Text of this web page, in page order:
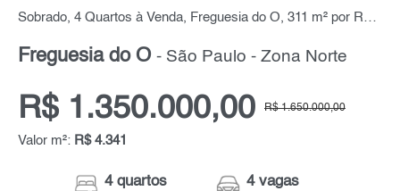
Sobrado, 4 Quartos à Venda, Freguesia do Ó, 311 m² por R$ 1.350.000,00
Freguesia do Ó - São Paulo - Zona Norte
R$ 1.350.000,00 R$ 1.650.000,00
Valor m²: R$ 4.341
4 quartos 4 vagas